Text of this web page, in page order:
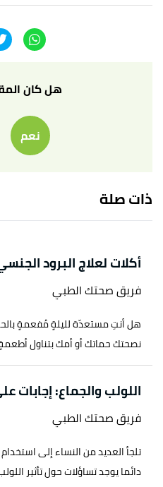
21/9/2022. Edited.
21/9/2022. Edited.
Sex: Learn
Reclaim the Pleasure"
solacewomenscare
^ أبت
21/9/2022. Edited.
هل كان
نعم
ذات صلة
أكلات لعلاج البرود الجنسي
فريق صحتك الطبي
هل أنتِ مستعدّة لليلةٍ مُفعمةٍ
نصحتك حماتك أو أمك بتناول
اللولب والجماع: إجابات
فريق صحتك الطبي
تلجأ العديد من النساء إلى
دائما يوجد تساؤلات حول تأثير